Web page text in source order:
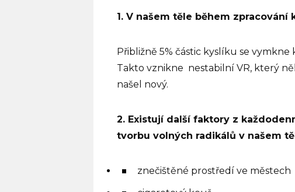
1. V našem těle během zpracování
Přibližně 5% částic kyslíku se
Takto vznikne nestabilní VR, který
našel nový.
2. Existují další faktory z
tvorbu volných radikálů v našem
znečištěné prostředí ve městech